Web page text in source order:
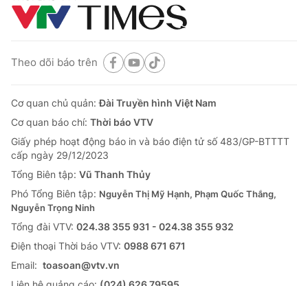
Theo dõi báo trên
Cơ quan chủ quản:Đài Truyền hình Việt Nam
Cơ quan báo chí: Thời báo VTV
Giấy phép hoạt động báo in và báo điện tử số 483/GP-BTTTT
cấp ngày 29/12/2023
Tổng Biên tập: Vũ Thanh Thủy
Phó Tổng Biên tập: Nguyễn Thị Mỹ Hạnh, Phạm Quốc Thắng,
Nguyễn Trọng Ninh
Tổng đài VTV: 024.38 355 931 - 024.38 355 932
Ðiện thoại Thời báo VTV: 0988 671 671
Email: toasoan@vtv.vn